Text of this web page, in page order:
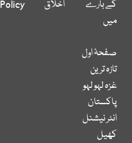
کے بارے
میں
اخلاق
Policy
صفحۂ اول
تازہ ترین
غزہ لہو لہو
پاکستان
انٹر نیشنل
کھیل